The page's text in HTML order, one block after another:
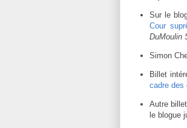
Sur le
Cour
DuMoulin
Simon
Billet
cadre des
Autre
le blogue